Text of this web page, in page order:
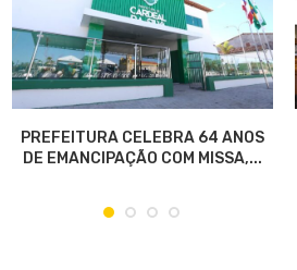
PREFEITURA CELEBRA 64 ANOS
DE EMANCIPAÇÃO COM MISSA,...